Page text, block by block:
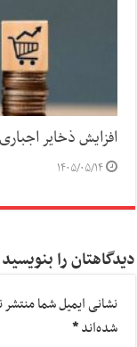
افزایش ذخایر
۱۴۰۵/۰۵/۱۴
دیدگاهتان را بنویسید
نشانی ایمیل شما
شده‌اند*